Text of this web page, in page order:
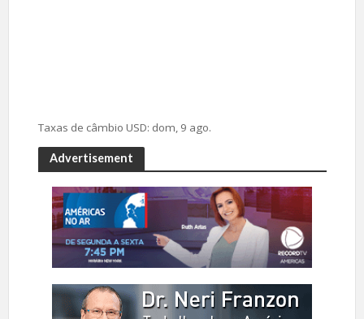
Taxas de câmbio USD: dom, 9 ago.
Advertisement